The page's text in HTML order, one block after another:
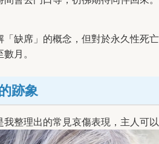
缺席」的概念，但對於永久性死
月。
跡象
整理出的常見哀傷表現，主人可以